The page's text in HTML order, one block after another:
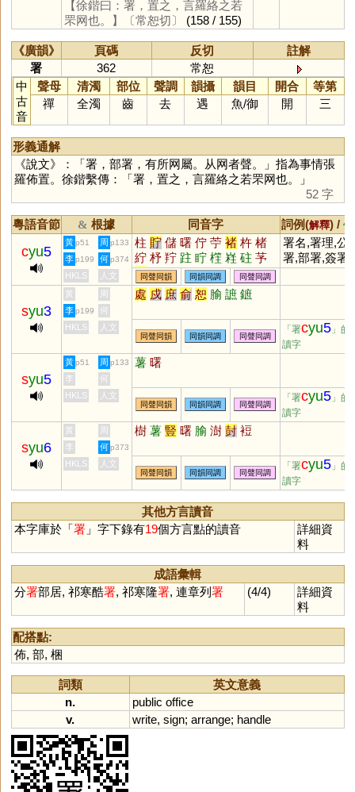
【徐鍇曰：署，置之，言羅絡之若
罘网也。】
〔常恕切〕 (158 / 155)
《廣韻》 頁碼 反切
註解
署
362
常恕
中
古
音
聲母 清濁 部位 聲調 韻攝 韻目 開合
等第
禪
全濁 齒 去 遇 魚/御 開 三
形義通解
《說文》：「署，部署，有所网屬。从网者聲。」指為事情張
羅佈置。徐鍇繫傳：「署，置之，言羅絡之若罘网也。」
52 字
粵語音節 & 根據 同音字 詞例(解釋) /
cyu5
黃 p51 周 p133 柱 貯 儲 曙 佇 苧 褚 杵 楮
紵 杼 羜 跓 眝 樦 嵀 砫 芧
宁
署名,署理,公
署,部署,簽署
李 p199 何 p374
HKLS 人文 同聲同韻 同韻同調 同聲同調
syu3
黃 周 處 戍 庶 俞 恕 腧 謶 鏣
李 p199
何
HKLS
人文
同聲同韻 同韻同調 同聲同調
「署cyu5 」的
讀字
syu5
黃 p51 周 p133 薯 曙
李
何
HKLS
人文
同聲同韻 同韻同調 同聲同調
「署cyu5 」的
讀字
syu6
黃 周 樹 薯 豎 曙 腧 澍 尌 裋
李 何 p373
HKLS 人文
同聲同韻 同韻同調 同聲同調
「署cyu5 」的
讀字
其他方言讀音
本字庫於「署」字下錄有19個方言點的讀音
詳細資
料
成語彙輯
分署部居, 祁寒酷署, 祁寒隆署, 連章列 署 (4/4)
詳細資
料
配搭點:
佈, 部, 梱
詞類
英文意義
n.
public office
v.
write, sign; arrange; handle